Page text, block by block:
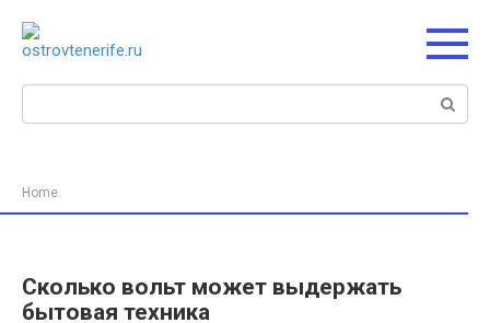
контенту
Поиск:
Home
Сколько вольт может выдержать
бытовая техника